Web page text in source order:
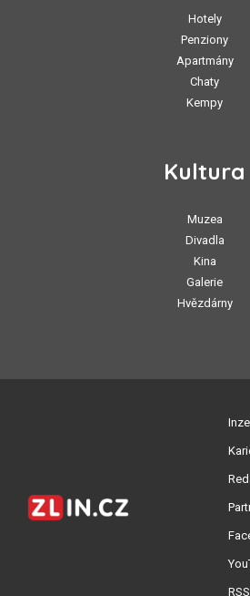
Hotely
Penziony
Apartmány
Chaty
Kempy
Kultura
Muzea
Divadla
Kina
Galerie
Hvězdárny